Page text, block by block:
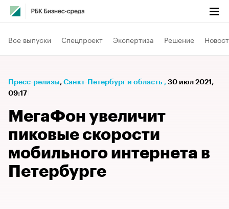
Все выпуски Спецпроект Экспертиза Решение
Пресс-релизы⁠, Санкт-Петербург и область , 30 июл 2021,
09:17
МегаФон увеличит
пиковые скорости
мобильного интернета в
Петербурге